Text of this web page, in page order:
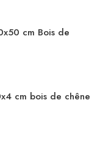
cm Bois de
cm bois de chêne